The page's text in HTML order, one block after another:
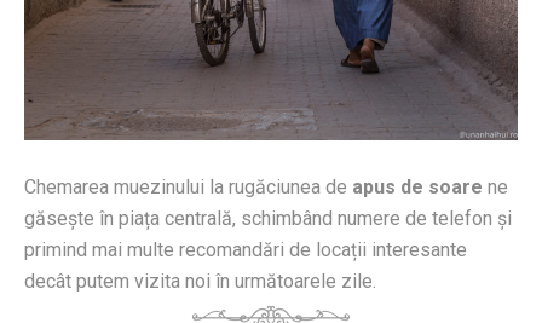
Chemarea muezinului la rugăciunea de apus de soare ne
găsește în piața centrală, schimbând numere de telefon și
primind mai multe recomandări de locații interesante
decât putem vizita noi în următoarele zile.